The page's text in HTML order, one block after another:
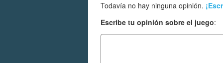
Todavía no hay ninguna opinión.
Escribe tu opinión sobre el juego: